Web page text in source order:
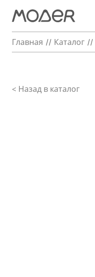
Главная Каталог
< Назад в каталог